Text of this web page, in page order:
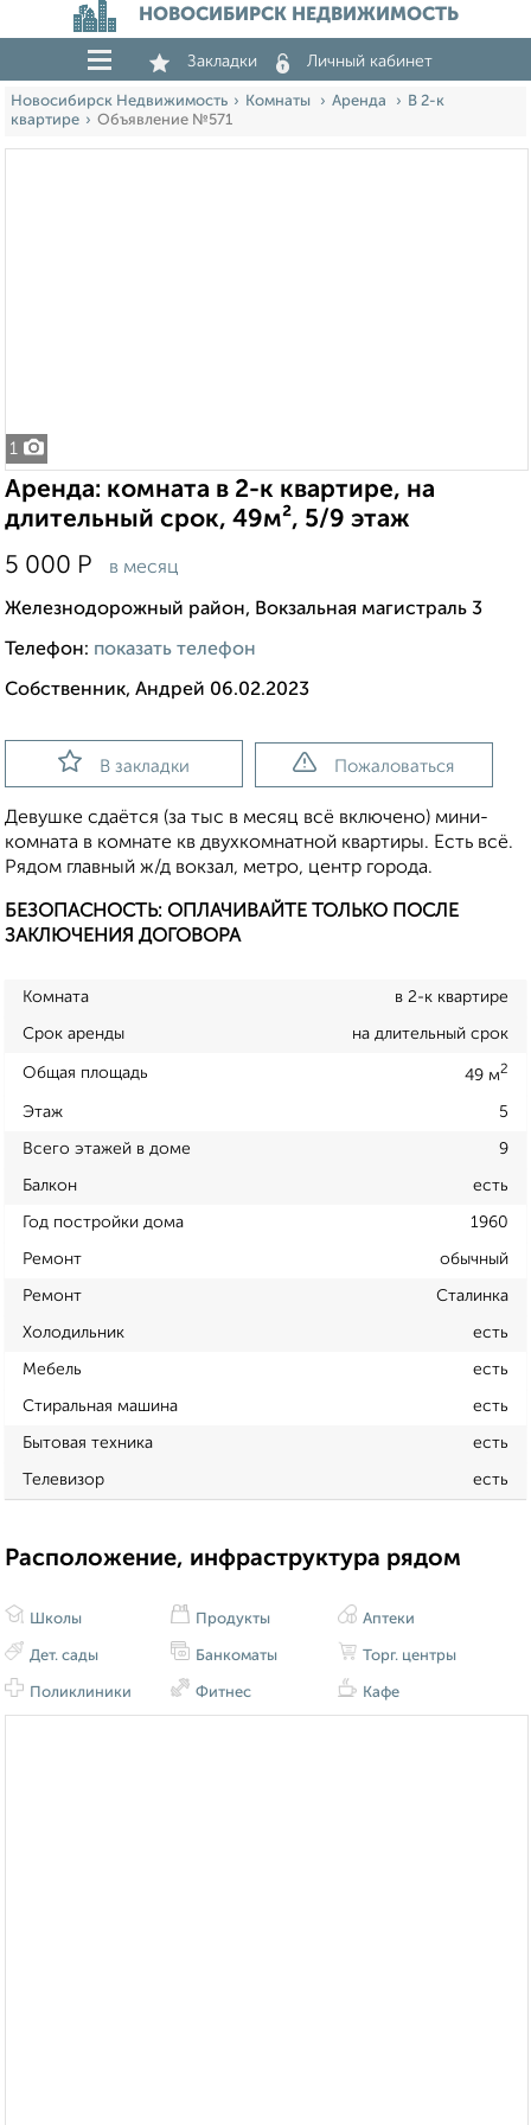
НОВОСИБИРСК НЕДВИЖИМОСТЬ
Закладки Личный кабинет
Новосибирск Недвижимость Комнаты Аренда
В 2-к
квартире
Объявление №571
1
Аренда: комната в 2-к квартире, на
длительный срок, 49м², 5/9 этаж
5 000 Р в месяц
Железнодорожный район, Вокзальная магистраль 3
Телефон: показать телефон
Собственник, Андрей 06.02.2023
В закладки Пожаловаться
Девушке сдаётся (за тыс в месяц всё включено) мини-
комната в комнате кв двухкомнатной квартиры. Есть всё.
Рядом главный ж/д вокзал, метро, центр города.
БЕЗОПАСНОСТЬ: ОПЛАЧИВАЙТЕ ТОЛЬКО ПОСЛЕ
ЗАКЛЮЧЕНИЯ ДОГОВОРА
Комната в 2-к квартире
Срок аренды на длительный срок
Общая площадь 49 м2
Этаж 5
Всего этажей в доме 9
Балкон есть
Год постройки дома 1960
Ремонт обычный
Ремонт Сталинка
Холодильник есть
Мебель есть
Стиральная машина есть
Бытовая техника есть
Телевизор есть
Расположение, инфраструктура рядом
Школы
Дет. сады
Поликлиники
Продукты
Банкоматы
Фитнес
Аптеки
Торг. центры
Кафе